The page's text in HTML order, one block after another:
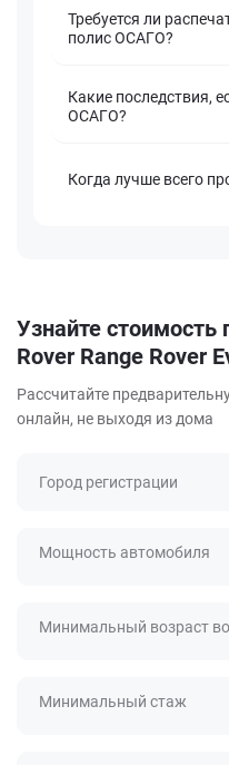
Требуется ли
полис ОСАГО?
Какие последствия,
ОСАГО?
Когда лучше всего
Узнайте
Rover Range Rover
Рассчитайте
онлайн, не выходя из дома
Город регистрации
Мощность автомобиля
Минимальный возраст
Минимальный стаж